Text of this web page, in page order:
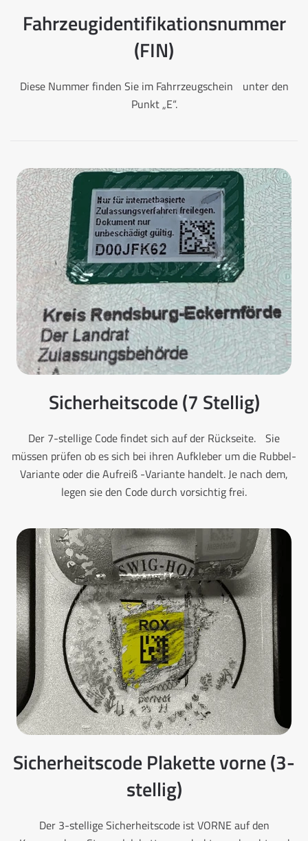
Fahrzeugidentifikationsnummer
(FIN)
Diese Nummer finden Sie im Fahrrzeugschein unter den
Punkt „E“.
Sicherheitscode (7 Stellig)
Der 7-stellige Code findet sich auf der Rückseite. Sie
müssen prüfen ob es sich bei ihren Aufkleber um die Rubbel-
Variante oder die Aufreiß -Variante handelt. Je nach dem,
legen sie den Code durch vorsichtig frei.
Sicherheitscode Plakette vorne (3-
stellig)
Der 3-stellige Sicherheitscode ist VORNE auf den